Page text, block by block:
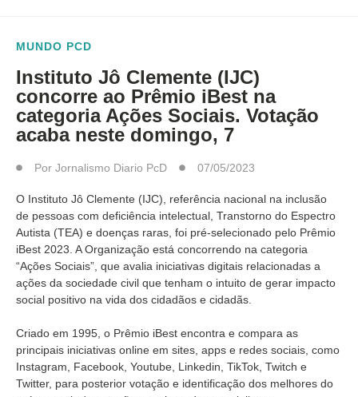
MUNDO PCD
Instituto Jô Clemente (IJC)
concorre ao Prêmio iBest na
categoria Ações Sociais. Votação
acaba neste domingo, 7
Por Jornalismo Diario PcD 07/05/2023
O Instituto Jô Clemente (IJC), referência nacional na inclusão
de pessoas com deficiência intelectual, Transtorno do Espectro
Autista (TEA) e doenças raras, foi pré-selecionado pelo Prêmio
iBest 2023. A Organização está concorrendo na categoria
“Ações Sociais”, que avalia iniciativas digitais relacionadas a
ações da sociedade civil que tenham o intuito de gerar impacto
social positivo na vida dos cidadãos e cidadãs.
Criado em 1995, o Prêmio iBest encontra e compara as
principais iniciativas online em sites, apps e redes sociais, como
Instagram, Facebook, Youtube, Linkedin, TikTok, Twitch e
Twitter, para posterior votação e identificação dos melhores do